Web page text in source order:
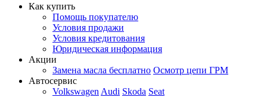
Как купить
Помощь покупателю
Условия продажи
Условия кредитования
Юридическая информация
Акции
Замена масла бесплатно Осмотр цепи ГРМ
Автосервис
Volkswagen Audi Skoda Seat